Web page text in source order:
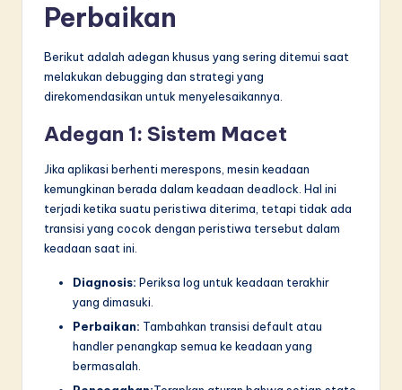
Perbaikan
Berikut adalah adegan khusus yang sering ditemui saat
melakukan debugging dan strategi yang
direkomendasikan untuk menyelesaikannya.
Adegan 1: Sistem Macet
Jika aplikasi berhenti merespons, mesin keadaan
kemungkinan berada dalam keadaan deadlock. Hal ini
terjadi ketika suatu peristiwa diterima, tetapi tidak ada
transisi yang cocok dengan peristiwa tersebut dalam
keadaan saat ini.
Diagnosis: Periksa log untuk keadaan terakhir
yang dimasuki.
Perbaikan: Tambahkan transisi default atau
handler penangkap semua ke keadaan yang
bermasalah.